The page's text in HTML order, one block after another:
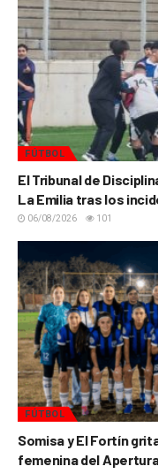
FÚTBOL
El Tribunal de
La Emilia tras los
06/08/2026 101
FÚTBOL
Somisa y El Fortín
femenina del